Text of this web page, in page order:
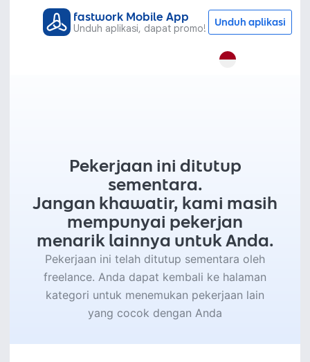
fastwork Mobile App
Unduh aplikasi, dapat promo! Unduh aplikasi
Pekerjaan ini ditutup
sementara.
Jangan khawatir, kami masih
mempunyai pekerjan
menarik lainnya untuk Anda.
Pekerjaan ini telah ditutup sementara oleh
freelance. Anda dapat kembali ke halaman
kategori untuk menemukan pekerjaan lain
yang cocok dengan Anda